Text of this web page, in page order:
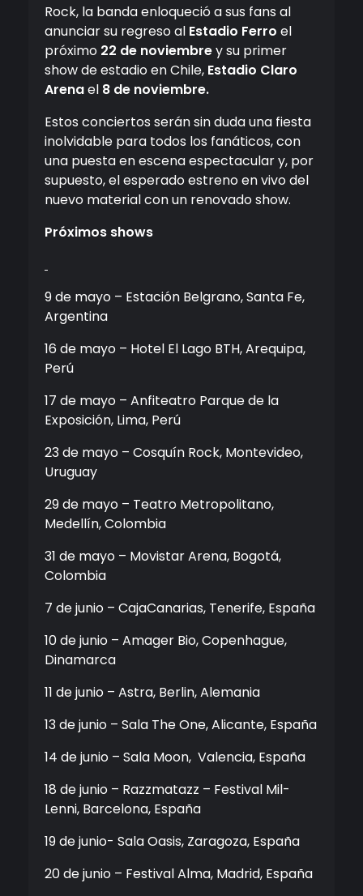
Rock, la banda enloqueció a sus fans al
anunciar su regreso al Estadio Ferro el
próximo 22 de noviembrey su primer
show de estadio en Chile, Estadio Claro
Arenael 8 de noviembre.
Estos conciertos serán sin duda una fiesta
inolvidable para todos los fanáticos, con
una puesta en escena espectacular y, por
supuesto, el esperado estreno en vivo del
nuevo material con un renovado show.
Próximos shows
9 de mayo – Estación Belgrano, Santa Fe,
Argentina
16 de mayo – Hotel El Lago BTH, Arequipa,
Perú
17 de mayo – Anfiteatro Parque de la
Exposición, Lima, Perú
23 de mayo – Cosquín Rock, Montevideo,
Uruguay
29 de mayo – Teatro Metropolitano,
Medellín, Colombia
31 de mayo – Movistar Arena, Bogotá,
Colombia
7 de junio – CajaCanarias, Tenerife, España
10 de junio – Amager Bio, Copenhague,
Dinamarca
11 de junio – Astra, Berlin, Alemania
13 de junio – Sala The One, Alicante, España
14 de junio – Sala Moon, Valencia, España
18 de junio – Razzmatazz – Festival Mil-
Lenni, Barcelona, España
19 de junio- Sala Oasis, Zaragoza, España
20 de junio – Festival Alma, Madrid, España